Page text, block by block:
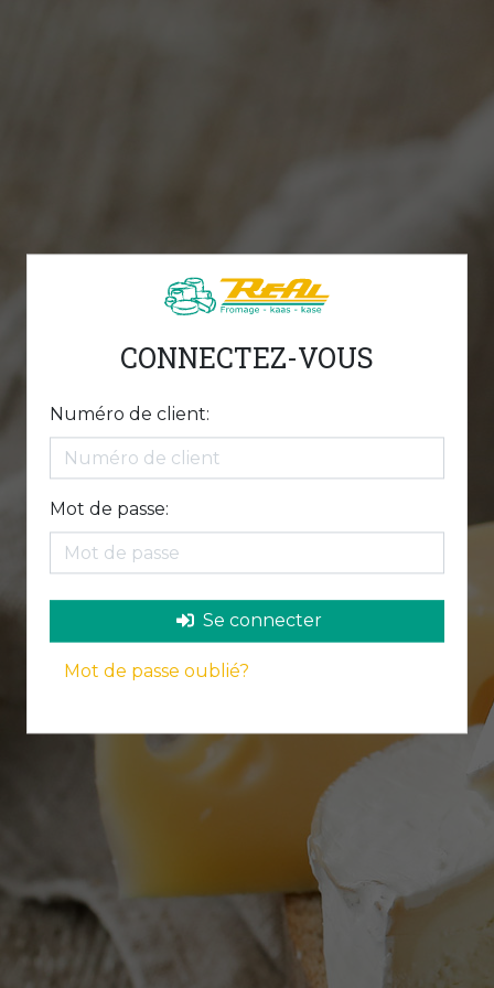
CONNECTEZ-VOUS
Numéro de client:
Mot de passe:
Se connecter
Mot de passe oublié?